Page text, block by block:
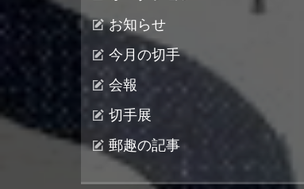
お知らせ
今月の切手
会報
切手展
郵趣の記事